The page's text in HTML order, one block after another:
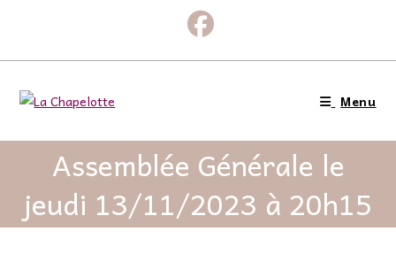
Menu
Assemblée Générale le
jeudi 13/11/2023 à 20h15